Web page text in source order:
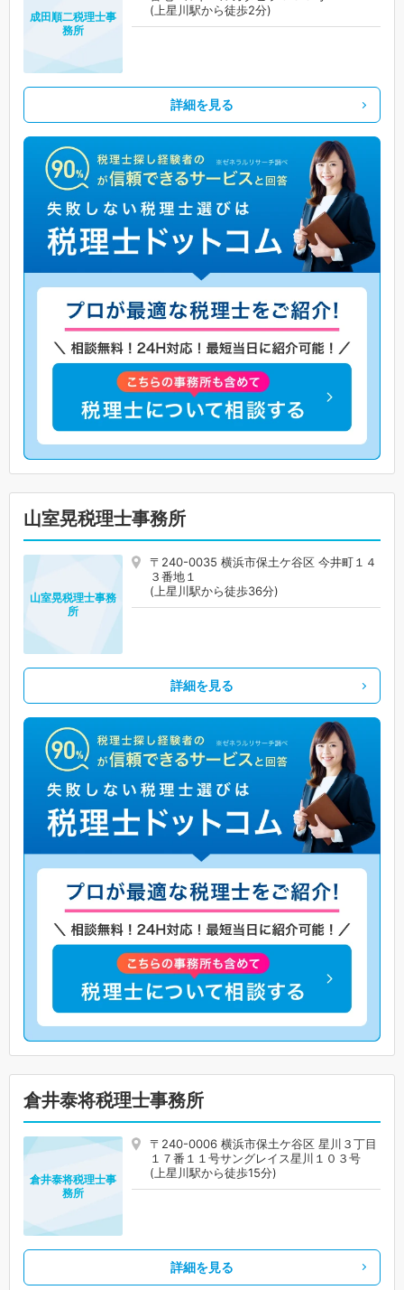
(上星川駅から徒歩2分)
成田順二税理士事
務所
詳細を見る
山室晃税理士事務所
〒240-0035 横浜市保土ケ谷区 今井町１４
３番地１
(上星川駅から徒歩36分)
山室晃税理士事務
所
詳細を見る
倉井泰将税理士事務所
〒240-0006 横浜市保土ケ谷区 星川３丁目
１７番１１号サングレイス星川１０３号
(上星川駅から徒歩15分)
倉井泰将税理士事
務所
詳細を見る